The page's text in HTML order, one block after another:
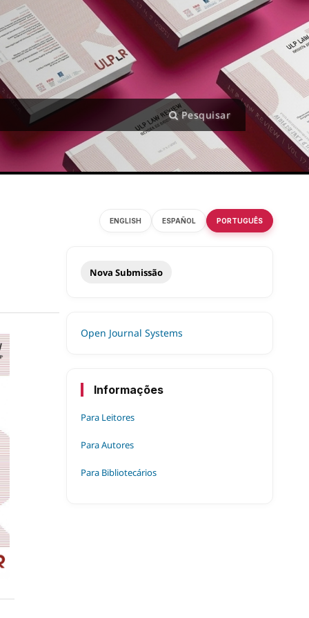
Pesquisar
Nova Submissão
Open Journal Systems
Informações
Para Leitores
Para Autores
Para Bibliotecários
ENGLISH ESPAÑOL PORTUGUÊS